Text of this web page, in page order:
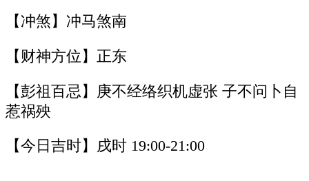
【冲煞】冲马煞南
【财神方位】正东
【彭祖百忌】庚不经络织机虚张 子不问卜自
惹祸殃
【今日吉时】戌时 19:00-21:00